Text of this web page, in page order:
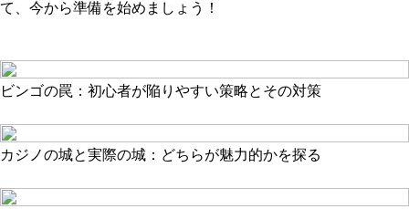
て、今から準備を始めましょう！
ビンゴの罠：初心者が陥りやすい策略とその対策
カジノの城と実際の城：どちらが魅力的かを探る